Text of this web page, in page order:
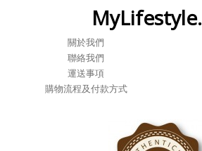
關於我們
聯絡我們
運送事項
購物流程及付款方式